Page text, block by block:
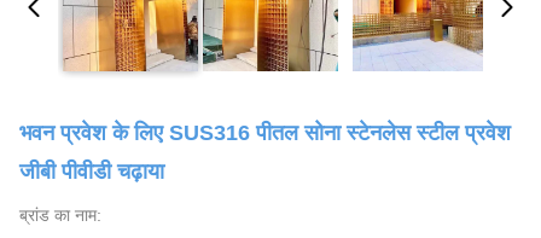
भवन प्रवेश के लिए SUS316 पीतल सोना स्टेनलेस स्टील प्रवेश
जीबी पीवीडी चढ़ाया
ब्रांड का नाम: